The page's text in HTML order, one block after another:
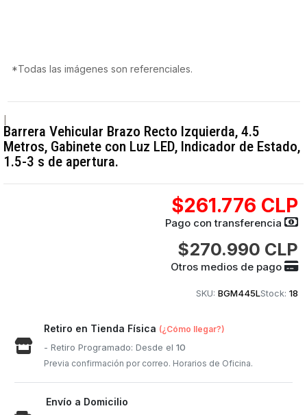
*Todas las imágenes son referenciales.
Barrera Vehicular Brazo Recto Izquierda, 4.5
Metros, Gabinete con Luz LED, Indicador de Estado,
1.5-3 s de apertura.
$261.776 CLP
Pago con transferencia
$270.990 CLP
Otros medios de pago
SKU: BGM445LStock: 18
Retiro en Tienda Física (¿Cómo llegar?)
- Retiro Programado: Desde el10
Previa confirmación por correo. Horarios de Oficina.
Envío a Domicilio